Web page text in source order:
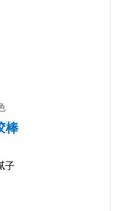
棒
子